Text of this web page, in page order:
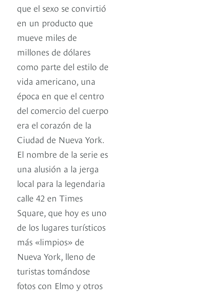
que el sexo se convirtió
en un producto que
mueve miles de
millones de dólares
como parte del estilo de
vida americano, una
época en que el centro
del comercio del cuerpo
era el corazón de la
Ciudad de Nueva York.
El nombre de la serie es
una alusión a la jerga
local para la legendaria
calle 42 en Times
Square, que hoy es uno
de los lugares turísticos
más «limpios» de
Nueva York, lleno de
turistas tomándose
fotos con Elmo y otros